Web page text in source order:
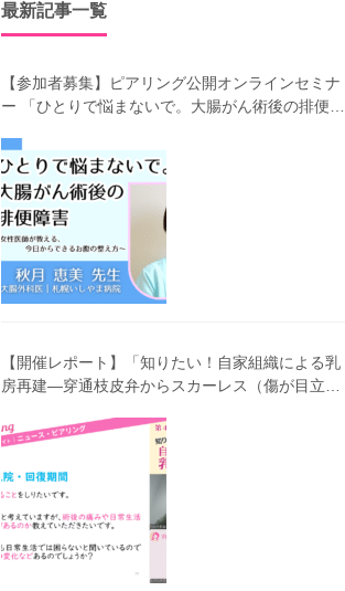
最新記事一覧
【参加者募集】ピアリング公開オンラインセミナ
ー 「ひとりで悩まないで。大腸がん術後の排便障
え方～」（第41回笑顔塾）
【開催レポート】「知りたい！自家組織による乳
房再建―穿通枝皮弁からスカーレス（傷が目立ち
40回笑顔塾）